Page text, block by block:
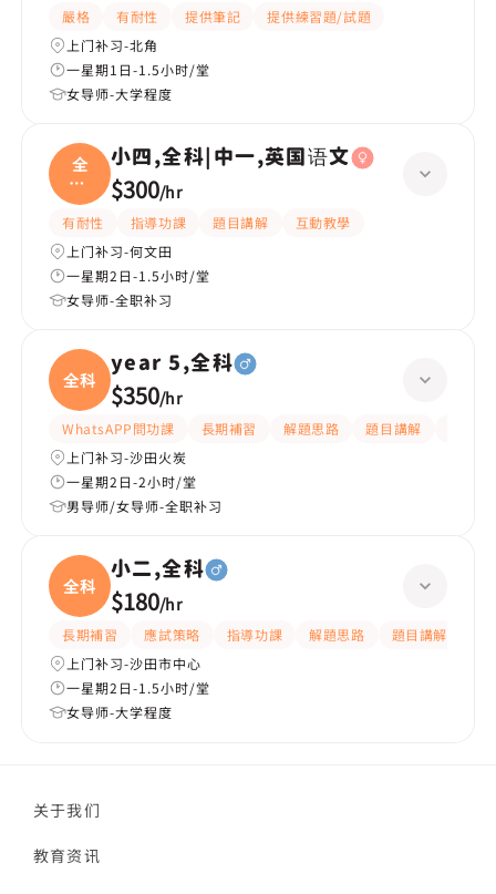
嚴格 有耐性 提供筆記
提供練習題/試題
上门补习-北角
一星期1日-1.5小时/堂
女导师-大学程度
全
科|
中一
小四,全科|中一,英国语文
$300/hr
有耐性 指導功課 題目講解
互動教學
上门补习-何文田
一星期2日-1.5小时/堂
女导师-全职补习
全科
year 5,全科
$350/hr
WhatsAPP問功課 長期補習 解題思路 題目講解
上门补习-沙田火炭
一星期2日-2小时/堂
男导师/女导师-全职补习
全科
小二,全科
$180/hr
長期補習 應試策略 指導功課 解題思路 題目講解
上门补习-沙田市中心
一星期2日-1.5小时/堂
女导师-大学程度
关于我们
教育资讯